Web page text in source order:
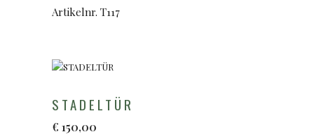
Artikelnr. T117
STADELTÜR
€ 150,00